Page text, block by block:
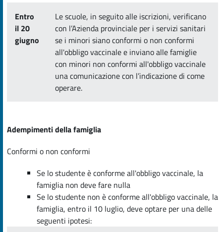
Entro
il 20
giugno
Le scuole, in seguito alle iscrizioni, verificano
con l’Azienda provinciale per i servizi sanitari
se i minori siano conformi o non conformi
all'obbligo vaccinale e inviano alle famiglie
con minori non conformi all'obbligo vaccinale
una comunicazione con l’indicazione di come
operare.
Adempimenti della famiglia
Conformi o non conformi
Se lo studente è conforme all'obbligo vaccinale, la
famiglia non deve fare nulla
Se lo studente non è conforme all'obbligo vaccinale, la
famiglia, entro il 10 luglio, deve optare per una delle
seguenti ipotesi: